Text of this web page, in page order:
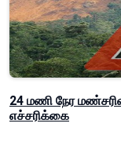
24 மணி நேர
எச்சரிக்கை